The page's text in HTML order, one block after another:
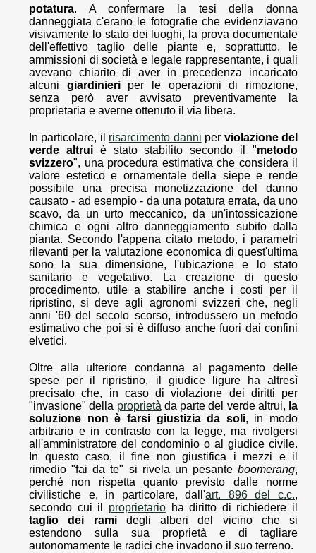
potatura. A confermare la tesi della donna
danneggiata c'erano le fotografie che evidenziavano
visivamente lo stato dei luoghi, la prova documentale
dell'effettivo taglio delle piante e, soprattutto, le
ammissioni di società e legale rappresentante, i quali
avevano chiarito di aver in precedenza incaricato
alcuni giardinieri per le operazioni di rimozione,
senza però aver avvisato preventivamente la
proprietaria e averne ottenuto il via libera.
In particolare, il risarcimento danni per violazione del
verde altrui è stato stabilito secondo il "metodo
svizzero", una procedura estimativa che considera il
valore estetico e ornamentale della siepe e rende
possibile una precisa monetizzazione del danno
causato - ad esempio - da una potatura errata, da uno
scavo, da un urto meccanico, da un'intossicazione
chimica e ogni altro danneggiamento subito dalla
pianta. Secondo l'appena citato metodo, i parametri
rilevanti per la valutazione economica di quest'ultima
sono la sua dimensione, l'ubicazione e lo stato
sanitario e vegetativo. La creazione di questo
procedimento, utile a stabilire anche i costi per il
ripristino, si deve agli agronomi svizzeri che, negli
anni '60 del secolo scorso, introdussero un metodo
estimativo che poi si è diffuso anche fuori dai confini
elvetici.
Oltre alla ulteriore condanna al pagamento delle
spese per il ripristino, il giudice ligure ha altresì
precisato che, in caso di violazione dei diritti per
"invasione" della proprietà da parte del verde altrui, la
soluzione non è farsi giustizia da soli, in modo
arbitrario e in contrasto con la legge, ma rivolgersi
all'amministratore del condominio o al giudice civile.
In questo caso, il fine non giustifica i mezzi e il
rimedio "fai da te" si rivela un pesante boomerang,
perché non rispetta quanto previsto dalle norme
civilistiche e, in particolare, dall'art. 896 del c.c.,
secondo cui il proprietarioha diritto di richiedere il
taglio dei rami degli alberi del vicino che si
estendono sulla sua proprietà e di tagliare
autonomamente le radici che invadono il suo terreno.